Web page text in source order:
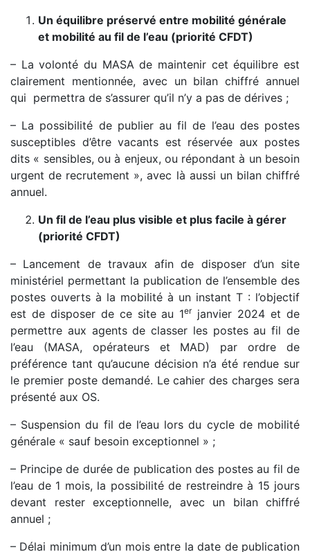
Un équilibre préservé entre mobilité générale
et mobilité au fil de l’eau (priorité CFDT)
– La volonté du MASA de maintenir cet équilibre est
clairement mentionnée, avec un bilan chiffré annuel
qui permettra de s’assurer qu’il n’y a pas de dérives ;
– La possibilité de publier au fil de l’eau des postes
susceptibles d’être vacants est réservée aux postes
dits « sensibles, ou à enjeux, ou répondant à un besoin
urgent de recrutement », avec là aussi un bilan chiffré
annuel.
Un fil de l’eau plus visible et plus facile à gérer
(priorité CFDT)
– Lancement de travaux afin de disposer d’un site
ministériel permettant la publication de l’ensemble des
postes ouverts à la mobilité à un instant T : l’objectif
est de disposer de ce site au 1erjanvier 2024 et de
permettre aux agents de classer les postes au fil de
l’eau (MASA, opérateurs et MAD) par ordre de
préférence tant qu’aucune décision n’a été rendue sur
le premier poste demandé. Le cahier des charges sera
présenté aux OS.
– Suspension du fil de l’eau lors du cycle de mobilité
générale « sauf besoin exceptionnel » ;
– Principe de durée de publication des postes au fil de
l’eau de 1 mois, la possibilité de restreindre à 15 jours
devant rester exceptionnelle, avec un bilan chiffré
annuel ;
– Délai minimum d’un mois entre la date de publication